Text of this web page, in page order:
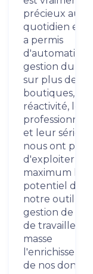
Super
précieux au
quotidien et
a permis
d'automatiser
gestion du
sur plus de 20
boutiques,
réactivité, leur
et leur sérieux
nous ont
d'exploiter au
maximum le
potentiel de
notre outil de
gestion de
de travailler
masse
de nos